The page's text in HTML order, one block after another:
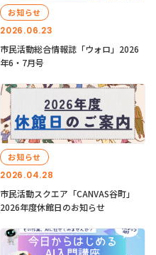
2026.06.23
お知らせ
市民活動総合情報誌「ウォロ」2026
年6・7月号
2026.04.28
お知らせ
市民活動スクエア「CANVAS谷町」
2026年度休館日のお知らせ